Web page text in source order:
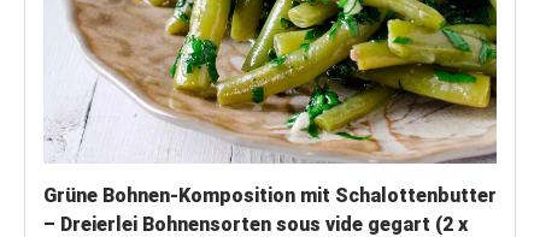
Grüne Bohnen-Komposition mit Schalottenbutter
– Dreierlei Bohnensorten sous vide gegart (2 x